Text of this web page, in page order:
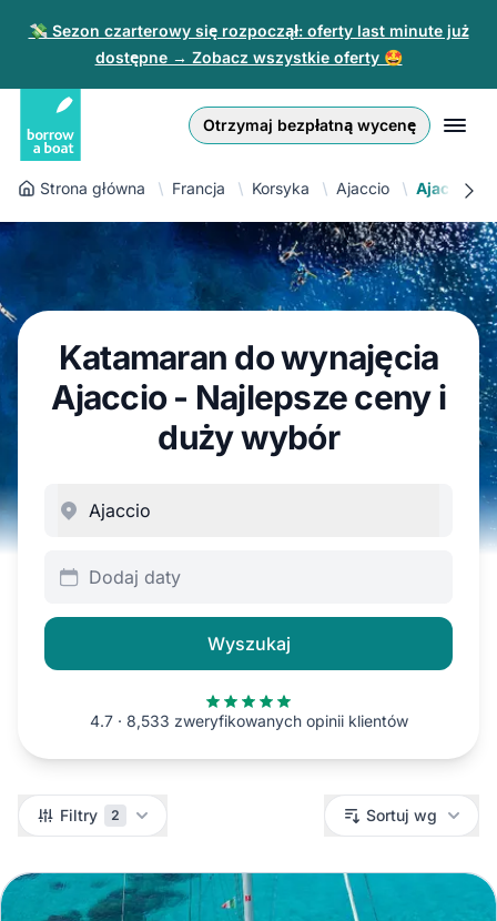
💸 Sezon czarterowy się rozpoczął: oferty last minute już
dostępne → Zobacz wszystkie oferty 🤩
Otrzymaj bezpłatną wycenę
Zaloguj się
Zarejestruj się
PL PLN
Euro
Złoty
English (UK)
Nederlands
Español
Français
Strona główna Francja Korsyka Ajaccio Ajaccio
Katamaran do wynajęcia
Ajaccio - Najlepsze ceny i
duży wybór
Dodaj daty
Wyszukaj
4.7 · 8,533 zweryfikowanych opinii klientów
Filtry Filtry 2 Sortuj wg